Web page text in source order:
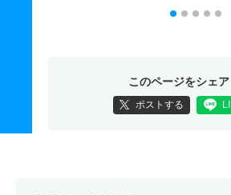
このページをシェア
ポストする